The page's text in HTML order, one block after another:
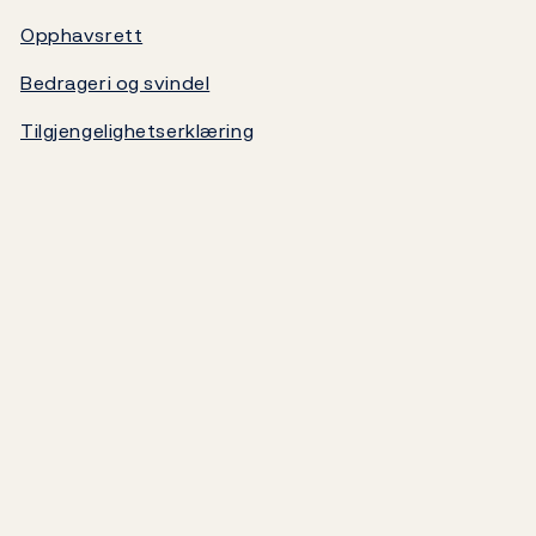
Norges Banks oppgjørssystem
Om Norges Bank
Opphavsrett
Bedrageri og svindel
Tilgjengelighetserklæring